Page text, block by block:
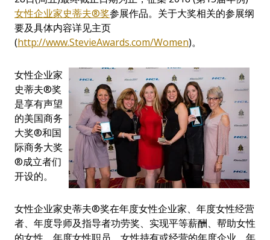
女性企业家史蒂夫®奖参展作品。关于大奖相关的参展纲
要及具体内容详见主页
(http://www.StevieAwards.com/Women)。
女性企业家
史蒂夫®奖
是享有声望
的美国商务
大奖®和国
际商务大奖
®成立者们
开设的。
女性企业家史蒂夫®奖在年度女性企业家、年度女性经营
者、年度导师及指导者功劳奖、实现平等薪酬、帮助女性